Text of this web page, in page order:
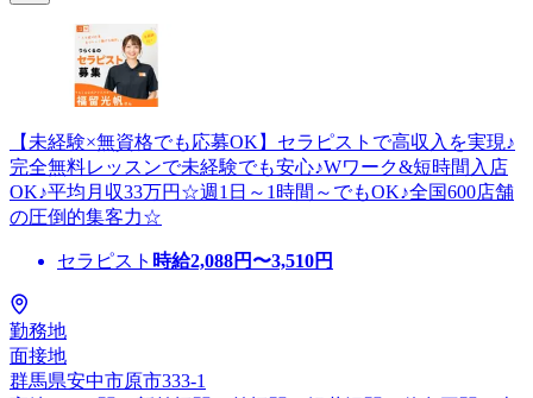
【未経験×無資格でも応募OK】セラピストで高収入を実現♪
完全無料レッスンで未経験でも安心♪Wワーク&短時間入店
OK♪平均月収33万円☆週1日～1時間～でもOK♪全国600店舗
の圧倒的集客力☆
セラピスト 時給2,088円〜3,510円
勤務地
面接地
群馬県安中市原市333-1